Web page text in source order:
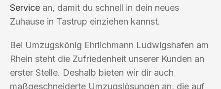
Service an, damit du schnell in dein neues
Zuhause in Tastrup einziehen kannst.
Bei Umzugskönig Ehrlichmann Ludwigshafen am
Rhein steht die Zufriedenheit unserer Kunden an
erster Stelle. Deshalb bieten wir dir auch
maßgeschneiderte Umzugslösungen an, die auf